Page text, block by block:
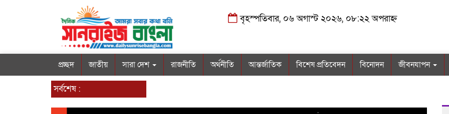
বৃহস্পতিবার, ০৬ অগাস্ট ২০২৬, ০৮:২২ অপরাহ্ন
প্রচ্ছদ জাতীয় সারা দেশ রাজনীতি অর্থনীতি আন্তর্জাতিক বিশেষ প্রতিবেদন বিনোদন জীবনযাপন
সর্বশেষ :